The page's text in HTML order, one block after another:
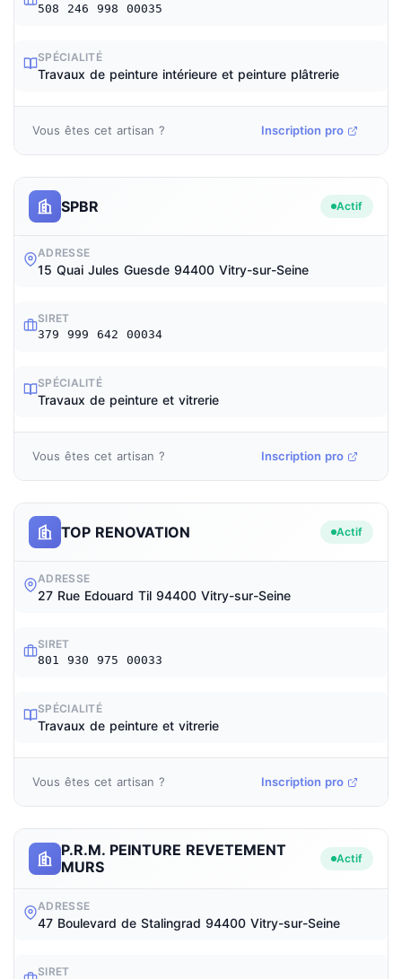
508 246 998 00035
SPÉCIALITÉ
Travaux de peinture intérieure et peinture plâtrerie
Vous êtes cet artisan ? Inscription pro
SPBR Actif
ADRESSE
15 Quai Jules Guesde 94400 Vitry-sur-Seine
SIRET
379 999 642 00034
SPÉCIALITÉ
Travaux de peinture et vitrerie
Vous êtes cet artisan ? Inscription pro
TOP RENOVATION Actif
ADRESSE
27 Rue Edouard Til 94400 Vitry-sur-Seine
SIRET
801 930 975 00033
SPÉCIALITÉ
Travaux de peinture et vitrerie
Vous êtes cet artisan ? Inscription pro
P.R.M. PEINTURE REVETEMENT
MURS
Actif
ADRESSE
47 Boulevard de Stalingrad 94400 Vitry-sur-Seine
SIRET